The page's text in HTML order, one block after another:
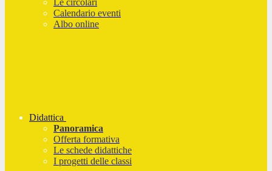
Le circolari
Calendario eventi
Albo online
Didattica
Panoramica
Offerta formativa
Le schede didattiche
I progetti delle classi